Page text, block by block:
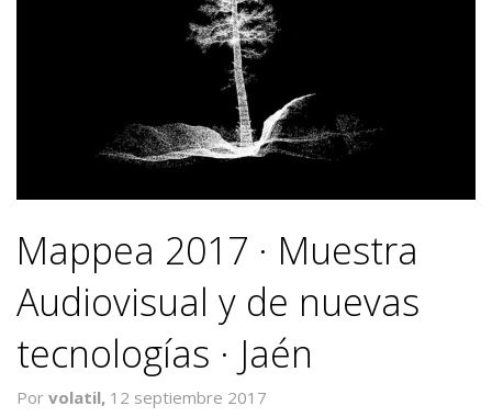
Mappea 2017 · Muestra
Audiovisual y de nuevas
tecnologías · Jaén
Por volatil, 12 septiembre 2017